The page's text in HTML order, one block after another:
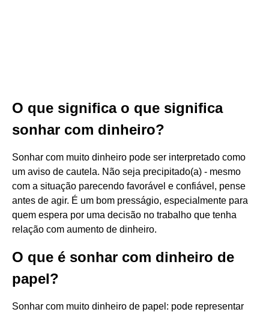
O que significa o que significa
sonhar com dinheiro?
Sonhar com muito dinheiro pode ser interpretado como
um aviso de cautela. Não seja precipitado(a) - mesmo
com a situação parecendo favorável e confiável, pense
antes de agir. É um bom presságio, especialmente para
quem espera por uma decisão no trabalho que tenha
relação com aumento de dinheiro.
O que é sonhar com dinheiro de
papel?
Sonhar com muito dinheiro de papel: pode representar